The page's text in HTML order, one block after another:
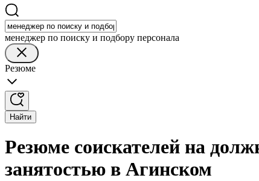
менеджер по поиску и подбору персонала
Резюме
Найти
Резюме соискателей на
занятостью в Агинском